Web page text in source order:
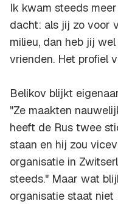
Ik kwam steeds
dacht: als jij zo voor
milieu, dan heb jij
vrienden. Het profiel
Belikov blijkt
"Ze maakten
heeft de Rus twee
staan en hij zou
organisatie in
steeds." Maar wat
organisatie staat